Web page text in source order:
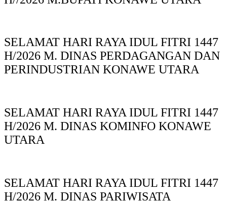
SELAMAT HARI RAYA IDUL FITRI 1447
H/2026 M. DINAS PERDAGANGAN DAN
PERINDUSTRIAN KONAWE UTARA
SELAMAT HARI RAYA IDUL FITRI 1447
H/2026 M. DINAS KOMINFO KONAWE
UTARA
SELAMAT HARI RAYA IDUL FITRI 1447
H/2026 M. DINAS PARIWISATA